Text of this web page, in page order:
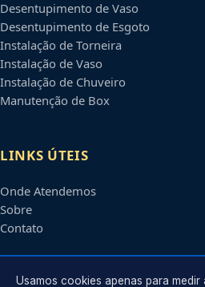
Desentupimento de Vaso
Desentupimento de Esgoto
Instalação de Torneira
Instalação de Vaso
Instalação de Chuveiro
Manutenção de Box
LINKS ÚTEIS
Onde Atendemos
Sobre
Contato
CONTATO
Usamos cookies apenas para medir